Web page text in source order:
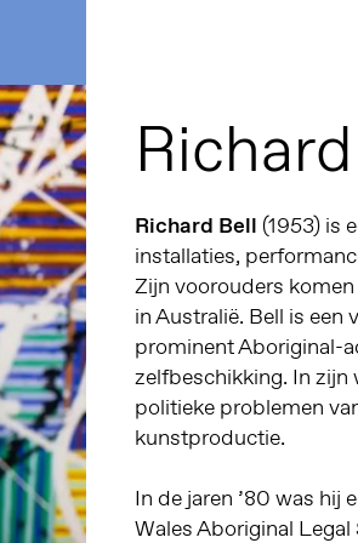
Richard Bell (1953) is
installaties,
Zijn voorouders
in Australië. Bell is een
prominent Aboriginal-
zelfbeschikking. In zijn
politieke problemen
kunstproductie.
In de jaren ’80 was hij
Wales Aboriginal